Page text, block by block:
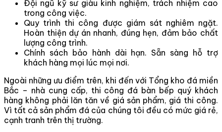
Đội ngũ kỹ sư giàu kinh nghiệm, trách nhiệm cao
trong công việc.
Quy trình thi công được giám sát nghiêm ngặt.
Hoàn thiện dự án nhanh, đúng hẹn, đảm bảo chất
lượng công trình.
Chính sách bảo hành dài hạn. Sẵn sàng hỗ trợ
khách hàng mọi lúc mọi nơi.
Ngoài những ưu điểm trên, khi đến với Tổng kho đá miền
Bắc – nhà cung cấp, thi công đá bàn bếp quý khách
hàng không phải lăn tăn về giá sản phẩm, giá thi công.
Vì tất cả sản phẩm đá của chúng tôi đều có mức giá rẻ,
cạnh tranh trên thị trường.